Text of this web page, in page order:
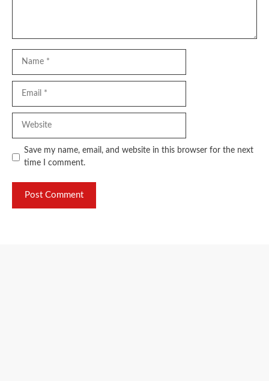
Save my name, email, and website in this browser for the next
time I comment.